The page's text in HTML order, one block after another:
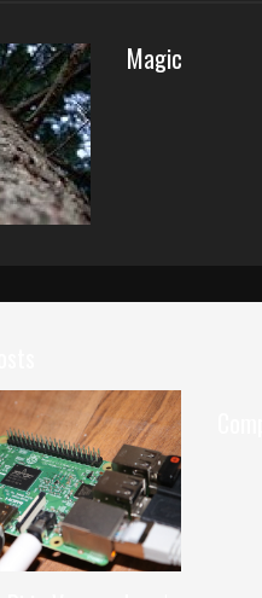
Magic